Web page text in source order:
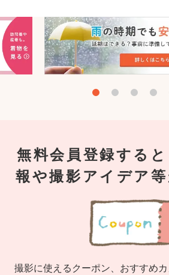
無料会員登録する
報や撮影アイデア
撮影に使えるクーポン、おすすめ